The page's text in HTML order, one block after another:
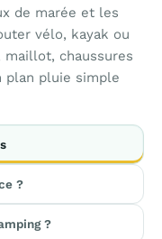
de marée et les
vélo, kayak ou
chaussures
plan pluie simple
?
?